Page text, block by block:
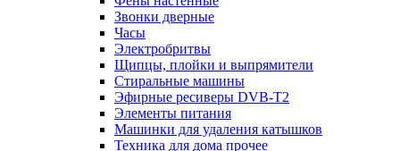
Звонки дверные
Часы
Электробритвы
Щипцы, плойки и выпрямители
Стиральные машины
Эфирные ресиверы DVB-T2
Элементы питания
Машинки для удаления катышков
Техника для дома прочее